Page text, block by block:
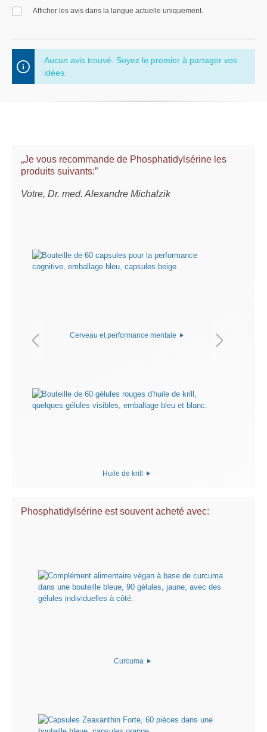
Afficher les avis dans la langue actuelle uniquement.
Aucun avis trouvé. Soyez le premier à partager vos
idées.
„Je vous recommande de Phosphatidylsérine les
produits suivants:”
Votre, Dr. med. Alexandre Michalzik
Cerveau et performance mentale
Huile de krill
Phosphatidylsérine est souvent acheté avec:
Curcuma